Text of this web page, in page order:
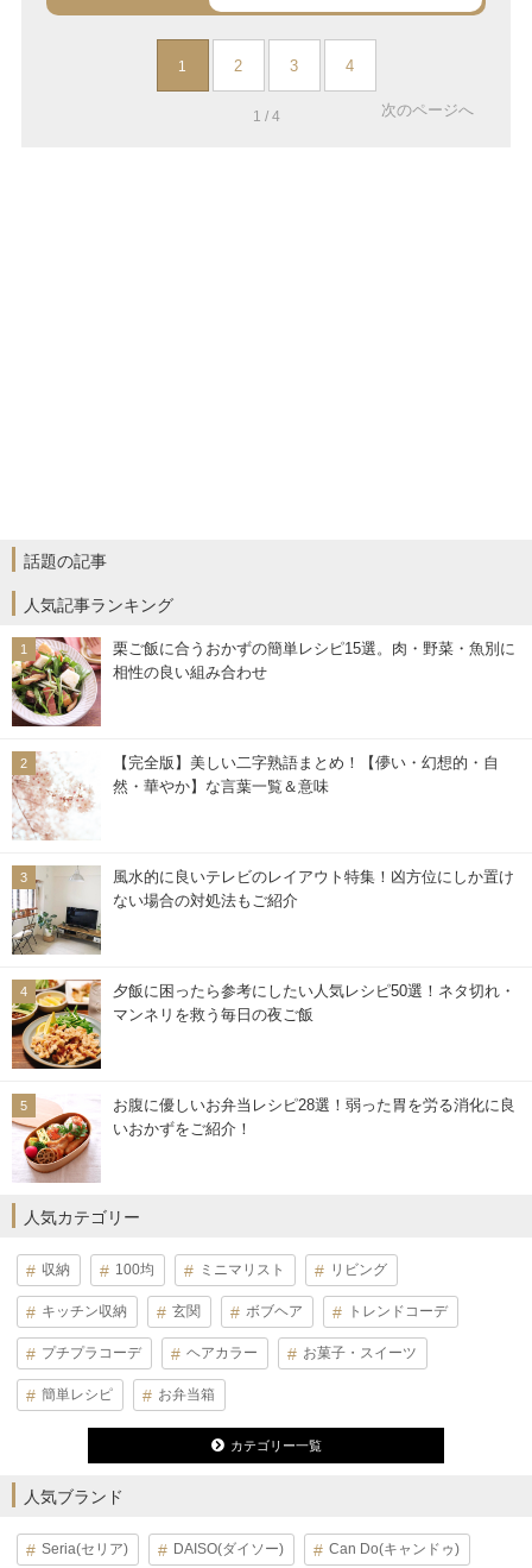
1 2 3 4
1 / 4 次のページへ
話題の記事
人気記事ランキング
栗ご飯に合うおかずの簡単レシピ15選。肉・野菜・魚別に
相性の良い組み合わせ
【完全版】美しい二字熟語まとめ！【儚い・幻想的・自
然・華やか】な言葉一覧＆意味
風水的に良いテレビのレイアウト特集！凶方位にしか置け
ない場合の対処法もご紹介
夕飯に困ったら参考にしたい人気レシピ50選！ネタ切れ・
マンネリを救う毎日の夜ご飯
お腹に優しいお弁当レシピ28選！弱った胃を労る消化に良
いおかずをご紹介！
人気カテゴリー
収納 100均 ミニマリスト リビング
キッチン収納 玄関 ボブヘア トレンドコーデ
プチプラコーデ ヘアカラー お菓子・スイーツ
簡単レシピ お弁当箱
カテゴリー一覧
人気ブランド
Seria(セリア) DAISO(ダイソー) Can Do(キャンドゥ)